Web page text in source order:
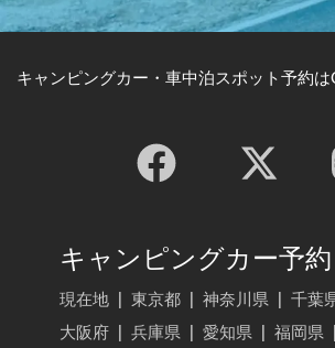
キャンピングカー・車中泊スポット予約は
キャンピングカー予約
現在地 東京都 神奈川県 千葉
大阪府
兵庫県 愛知県 福岡県